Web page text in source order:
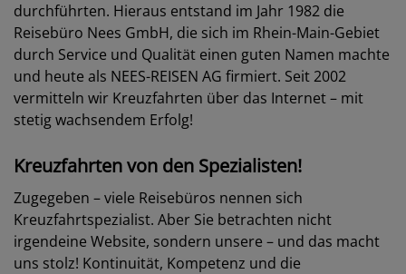
durchführten. Hieraus entstand im Jahr 1982 die
Reisebüro Nees GmbH, die sich im Rhein-Main-Gebiet
durch Service und Qualität einen guten Namen machte
und heute als NEES-REISEN AG firmiert. Seit 2002
vermitteln wir Kreuzfahrten über das Internet – mit
stetig wachsendem Erfolg!
Kreuzfahrten von den Spezialisten!
Zugegeben – viele Reisebüros nennen sich
Kreuzfahrtspezialist. Aber Sie betrachten nicht
irgendeine Website, sondern unsere – und das macht
uns stolz! Kontinuität, Kompetenz und die